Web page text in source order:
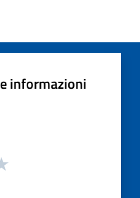
informazioni